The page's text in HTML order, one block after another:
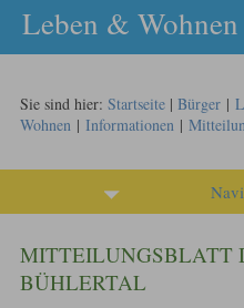
Leben & Wohnen
Sie sind hier: Startseite | Bürger|
Wohnen| Informationen|
MITTEILUNGSBLATT
BÜHLERTAL